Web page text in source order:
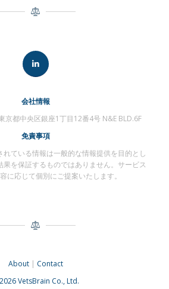
会社情報
都中央区銀座1丁目12番4号 N&E BLD.6F
免責事項
ている情報は一般的な情報提供を目的とし
果を保証するものではありません。サービス
に応じて個別にご提案いたします。
About| Contact
VetsBrain Co., Ltd.